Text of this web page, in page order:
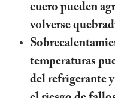
cuero pueden
volverse
temperaturas
del refrigerante